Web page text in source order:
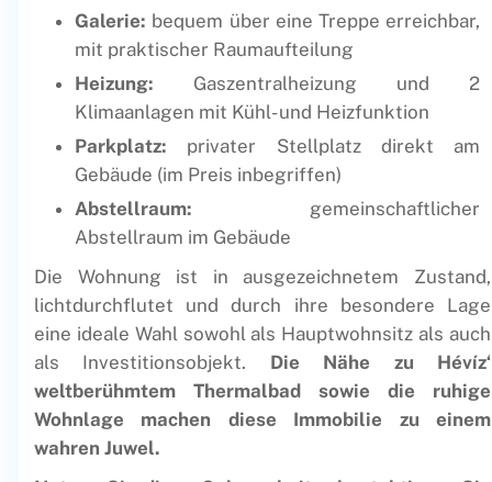
Galerie: bequem über eine Treppe erreichbar,
mit praktischer Raumaufteilung
Heizung: Gaszentralheizung und 2
Klimaanlagen mit Kühl- und Heizfunktion
Parkplatz: privater Stellplatz direkt am
Gebäude (im Preis inbegriffen)
Abstellraum: gemeinschaftlicher
Abstellraum im Gebäude
Die Wohnung ist in ausgezeichnetem Zustand,
lichtdurchflutet und durch ihre besondere Lage
eine ideale Wahl sowohl als Hauptwohnsitz als auch
als Investitionsobjekt. Die Nähe zu Hévíz‘
weltberühmtem Thermalbad sowie die ruhige
Wohnlage machen diese Immobilie zu einem
wahren Juwel.